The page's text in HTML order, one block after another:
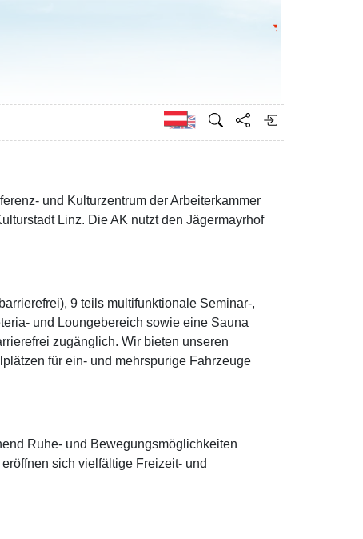
Englisch
und Kulturzentrum der Arbeiterkammer
Linz. Die AK nutzt den Jägermayrhof
9 teils multifunktionale Seminar-,
und Loungebereich sowie eine Sauna
zugänglich. Wir bieten unseren
für ein- und mehrspurige Fahrzeuge
Ruhe- und Bewegungsmöglichkeiten
sich vielfältige Freizeit- und